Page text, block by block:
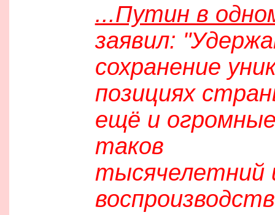
...Путин в
заявил:
сохранение
позициях
ещё и
таков
тысячелетний